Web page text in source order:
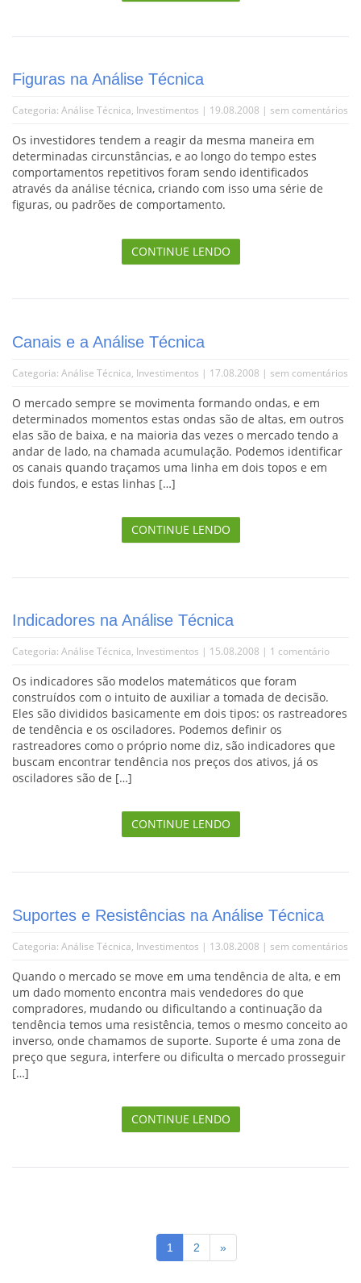
Figuras na Análise Técnica
Categoria: Análise Técnica, Investimentos | 19.08.2008 | sem comentários
Os investidores tendem a reagir da mesma maneira em
determinadas circunstâncias, e ao longo do tempo estes
comportamentos repetitivos foram sendo identificados
através da análise técnica, criando com isso uma série de
figuras, ou padrões de comportamento.
CONTINUE LENDO
Canais e a Análise Técnica
Categoria: Análise Técnica, Investimentos | 17.08.2008 | sem comentários
O mercado sempre se movimenta formando ondas, e em
determinados momentos estas ondas são de altas, em outros
elas são de baixa, e na maioria das vezes o mercado tendo a
andar de lado, na chamada acumulação. Podemos identificar
os canais quando traçamos uma linha em dois topos e em
dois fundos, e estas linhas […]
CONTINUE LENDO
Indicadores na Análise Técnica
Categoria: Análise Técnica, Investimentos | 15.08.2008 | 1 comentário
Os indicadores são modelos matemáticos que foram
construídos com o intuito de auxiliar a tomada de decisão.
Eles são divididos basicamente em dois tipos: os rastreadores
de tendência e os osciladores. Podemos definir os
rastreadores como o próprio nome diz, são indicadores que
buscam encontrar tendência nos preços dos ativos, já os
osciladores são de […]
CONTINUE LENDO
Suportes e Resistências na Análise Técnica
Categoria: Análise Técnica, Investimentos | 13.08.2008 | sem comentários
Quando o mercado se move em uma tendência de alta, e em
um dado momento encontra mais vendedores do que
compradores, mudando ou dificultando a continuação da
tendência temos uma resistência, temos o mesmo conceito ao
inverso, onde chamamos de suporte. Suporte é uma zona de
preço que segura, interfere ou dificulta o mercado prosseguir
[…]
CONTINUE LENDO
1 2 »